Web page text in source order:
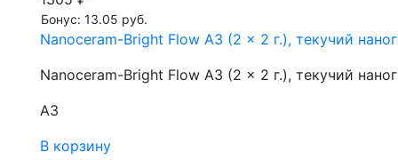
Бонус: 13.05 руб.
Nanoceram-Bright Flow A3 (2 x 2 г.), текучий
Nanoceram-Bright Flow A3 (2 x 2 г.), текучий
A3
В корзину